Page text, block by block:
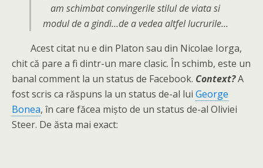
am schimbat convingerile stilul de viata si
modul de a gindi…de a vedea altfel lucrurile…
Acest citat nu e din Platon sau din Nicolae Iorga,
chit că pare a fi dintr-un mare clasic. În schimb, este un
banal comment la un status de Facebook. Context?A
fost scris ca răspuns la un status de-al lui George
Bonea, în care făcea mișto de un status de-al Oliviei
Steer. De ăsta mai exact: